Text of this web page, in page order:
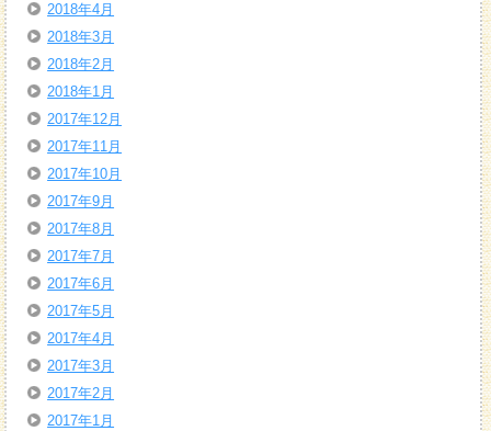
2018年4月
2018年3月
2018年2月
2018年1月
2017年12月
2017年11月
2017年10月
2017年9月
2017年8月
2017年7月
2017年6月
2017年5月
2017年4月
2017年3月
2017年2月
2017年1月